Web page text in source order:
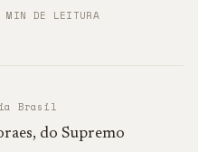
MIN DE LEITURA
Brasil
, do Supremo